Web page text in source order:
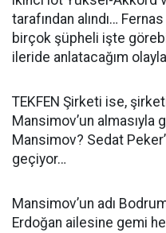
tarafından alındı…
birçok şüpheli işte
ileride anlatacağım
TEKFEN Şirketi ise,
Mansimov’un
Mansimov? Sedat
geçiyor…
Mansimov’un adı
Erdoğan ailesine gemi